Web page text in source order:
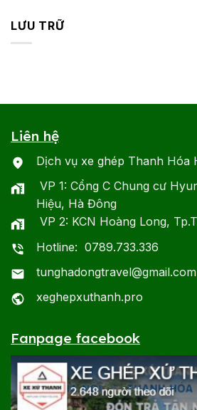
LƯU TRỮ
Liên hệ
Dịch vụ xe ghép Thanh Hóa
VP 1: Cổng C Chung cư
Hiệu, Hà Đông
VP 2: KCN Hoàng Long,
Hotline: 0789.733.336
tunghadongtravel@gmail.com
xeghepxuthanh.pro
Fanpage facebook